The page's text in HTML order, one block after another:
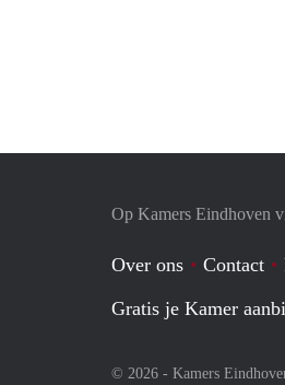
Op Kamers Eindhoven
Over ons Contact
Gratis je Kamer
© 2026 - Kamers